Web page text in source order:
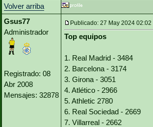
Volver arriba
Gsus77
Administrador
Registrado: 08
Abr 2008
Mensajes: 32878
Publicado: 27 May 2024 02:02
Top equipos
1. Real Madrid - 3484
2. Barcelona - 3174
3. Girona - 3051
4. Atlético - 2966
5. Athletic 2780
6. Real Sociedad - 2669
7. Villarreal - 2662